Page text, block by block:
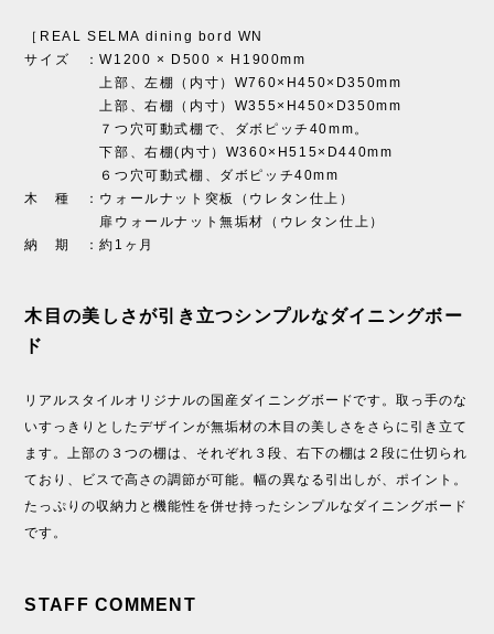
［REAL SELMA dining bord WN
サイズ ：W1200 × D500 × H1900mm
上部、左棚（内寸）W760×H450×D350mm
上部、右棚（内寸）W355×H450×D350mm
７つ穴可動式棚で、ダボピッチ40mm。
下部、右棚(内寸）W360×H515×D440mm
６つ穴可動式棚、ダボピッチ40mm
木 種 ：ウォールナット突板（ウレタン仕上）
扉ウォールナット無垢材（ウレタン仕上）
納 期 ：約1ヶ月
木目の美しさが引き立つシンプルなダイニングボー
ド
リアルスタイルオリジナルの国産ダイニングボードです。取っ手のな
いすっきりとしたデザインが無垢材の木目の美しさをさらに引き立て
ます。上部の３つの棚は、それぞれ３段、右下の棚は２段に仕切られ
ており、ビスで高さの調節が可能。幅の異なる引出しが、ポイント。
たっぷりの収納力と機能性を併せ持ったシンプルなダイニングボード
です。
STAFF COMMENT